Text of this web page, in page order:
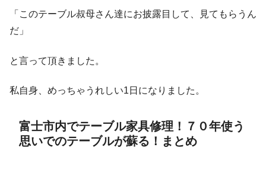
「このテーブル叔母さん達にお披露目して、見てもらうん
だ」
と言って頂きました。
私自身、めっちゃうれしい1日になりました。
富士市内でテーブル家具修理！７０年使う
思いでのテーブルが蘇る！まとめ